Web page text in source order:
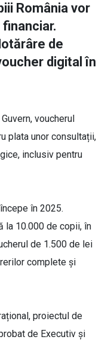
România vor
de
digital în
voucherul
plata unor consultații,
inclusiv pentru
în 2025.
la 10.000 de copii, în
de 1.500 de lei
complete și
proiectul de
de Executiv și